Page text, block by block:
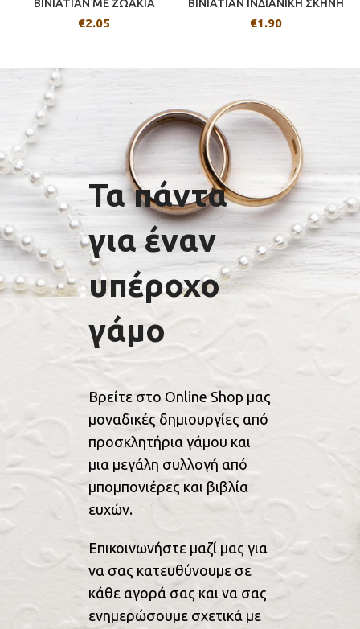
BINIATIAN ΜΕ ΖΩΑΚΙΑ
€2.05
BINIATIAN ΙΝΔΙΑΝΙΚΗ ΣΚΗΝΗ
€1.90
Τα πάντα
για έναν
υπέροχο
γάμο
Βρείτε στο Online Shop μας
μοναδικές δημιουργίες από
προσκλητήρια γάμου και
μια μεγάλη συλλογή από
μπομπονιέρες και βιβλία
ευχών.
Επικοινωνήστε μαζί μας για
να σας κατευθύνουμε σε
κάθε αγορά σας και να σας
ενημερώσουμε σχετικά με